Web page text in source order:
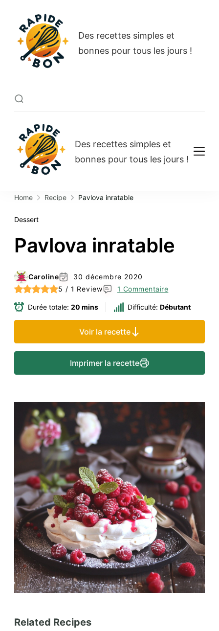
Rapide et bon
Des recettes simples et
bonnes pour tous les jours !
Rapide et bon
Des recettes simples et
bonnes pour tous les jours !
Home Recipe Pavlova inratable
Dessert
Pavlova inratable
Caroline
30 décembre 2020
5 / 1 Review
1 Commentaire
Durée totale: 20 mins Difficulté: Débutant
Voir la recette
Imprimer la recette
Related Recipes